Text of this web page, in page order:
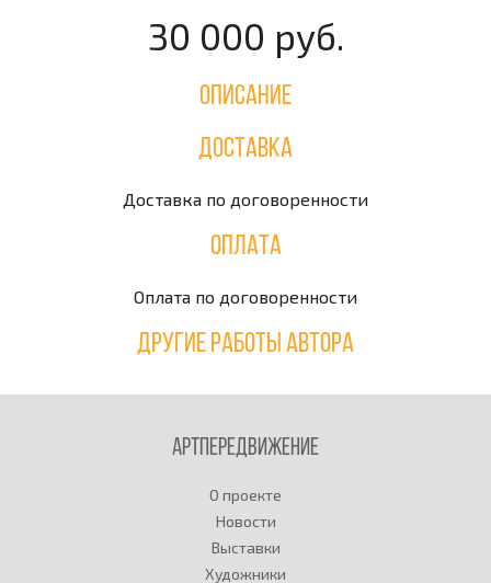
30 000 руб.
Описание
Доставка
Доставка по договоренности
Оплата
Оплата по договоренности
Другие работы автора
Артпередвижение
О проекте
Новости
Выставки
Художники